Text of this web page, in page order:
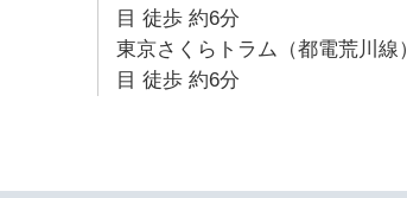
目 徒歩 約6分
東京さくらトラム（都電荒川線
目 徒歩 約6分